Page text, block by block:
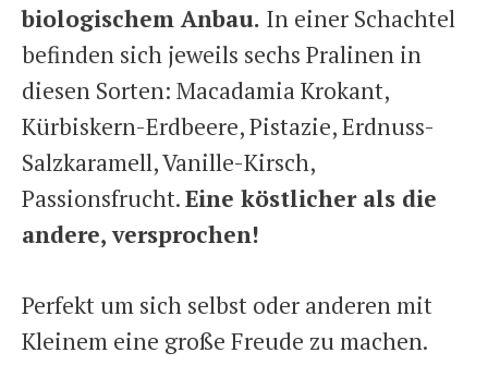
biologischem Anbau. In einer Schachtel
befinden sich jeweils sechs Pralinen in
diesen Sorten: Macadamia Krokant,
Kürbiskern-Erdbeere, Pistazie, Erdnuss-
Salzkaramell, Vanille-Kirsch,
Passionsfrucht.Eine köstlicher als die
andere, versprochen!
Perfekt um sich selbst oder anderen mit
Kleinem eine große Freude zu machen.